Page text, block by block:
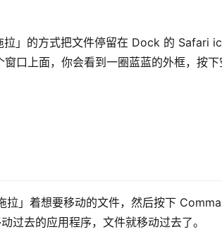
拉」的方式把文件停留在 Dock 的 Safari
口上面，你会看到一圈蓝蓝的外框，按下
」着想要移动的文件，然后按下
过去的应用程序，文件就移动过去了。